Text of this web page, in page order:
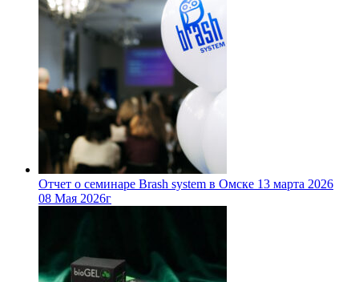
Отчет о семинаре Brash system в Омске 13 марта 2026
08 Мая 2026г